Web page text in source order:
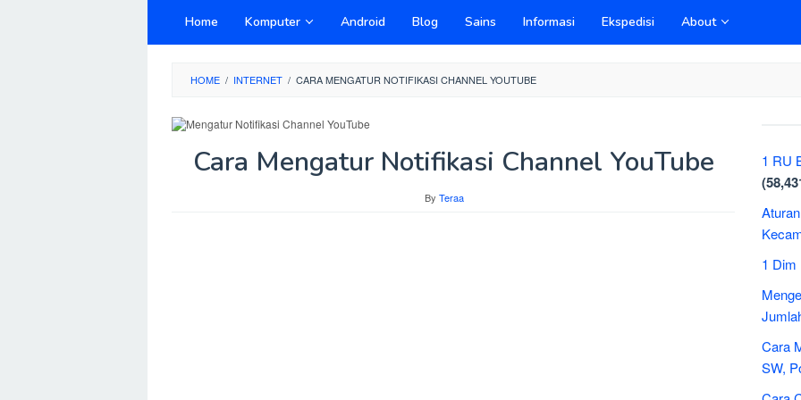
Home Komputer Android Blog Sains Informasi Ekspedisi About
HOME / INTERNET / CARA MENGATUR NOTIFIKASI CHANNEL YOUTUBE
Cara Mengatur Notifikasi Channel YouTube
By Teraa
1 RU
1 Dim
Cara
SW,